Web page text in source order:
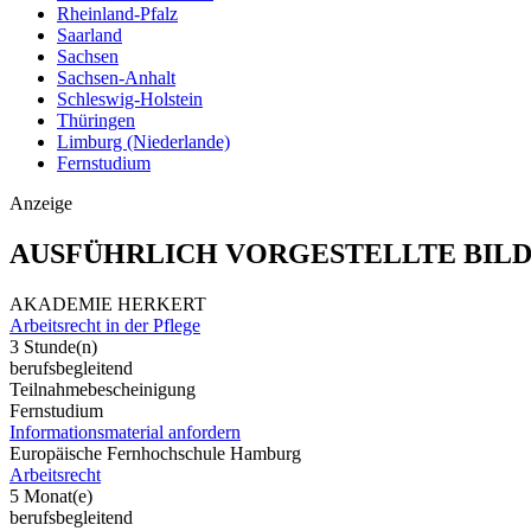
Rheinland-Pfalz
Saarland
Sachsen
Sachsen-Anhalt
Schleswig-Holstein
Thüringen
Limburg (Niederlande)
Fernstudium
Anzeige
AUSFÜHRLICH VORGESTELLTE
AKADEMIE HERKERT
Arbeitsrecht in der Pflege
3 Stunde(n)
berufsbegleitend
Teilnahmebescheinigung
Fernstudium
Informationsmaterial anfordern
Europäische Fernhochschule Hamburg
Arbeitsrecht
5 Monat(e)
berufsbegleitend